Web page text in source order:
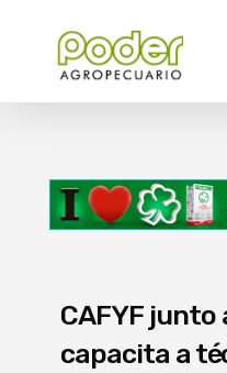
CAFYF junto
capacita a